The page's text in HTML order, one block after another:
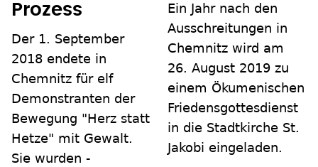
Prozess
Der 1. September
2018 endete in
Chemnitz für elf
Demonstranten der
Bewegung "Herz statt
Hetze" mit Gewalt.
Sie wurden -
Ein Jahr nach den
Ausschreitungen in
Chemnitz wird am
26. August 2019 zu
einem Ökumenischen
Friedensgottesdienst
in die Stadtkirche St.
Jakobi eingeladen.